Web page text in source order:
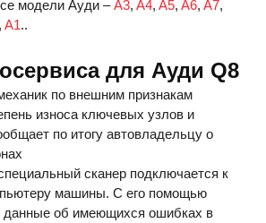
модели Ауди–A3, A4, A5, A6, A7,
A1..
для Ауди Q8
по внешним признакам
износа ключевых узлов и
по итогу автовладельцу о
сканер подключается к
машины. С его помощью
данные об имеющихся ошибках в